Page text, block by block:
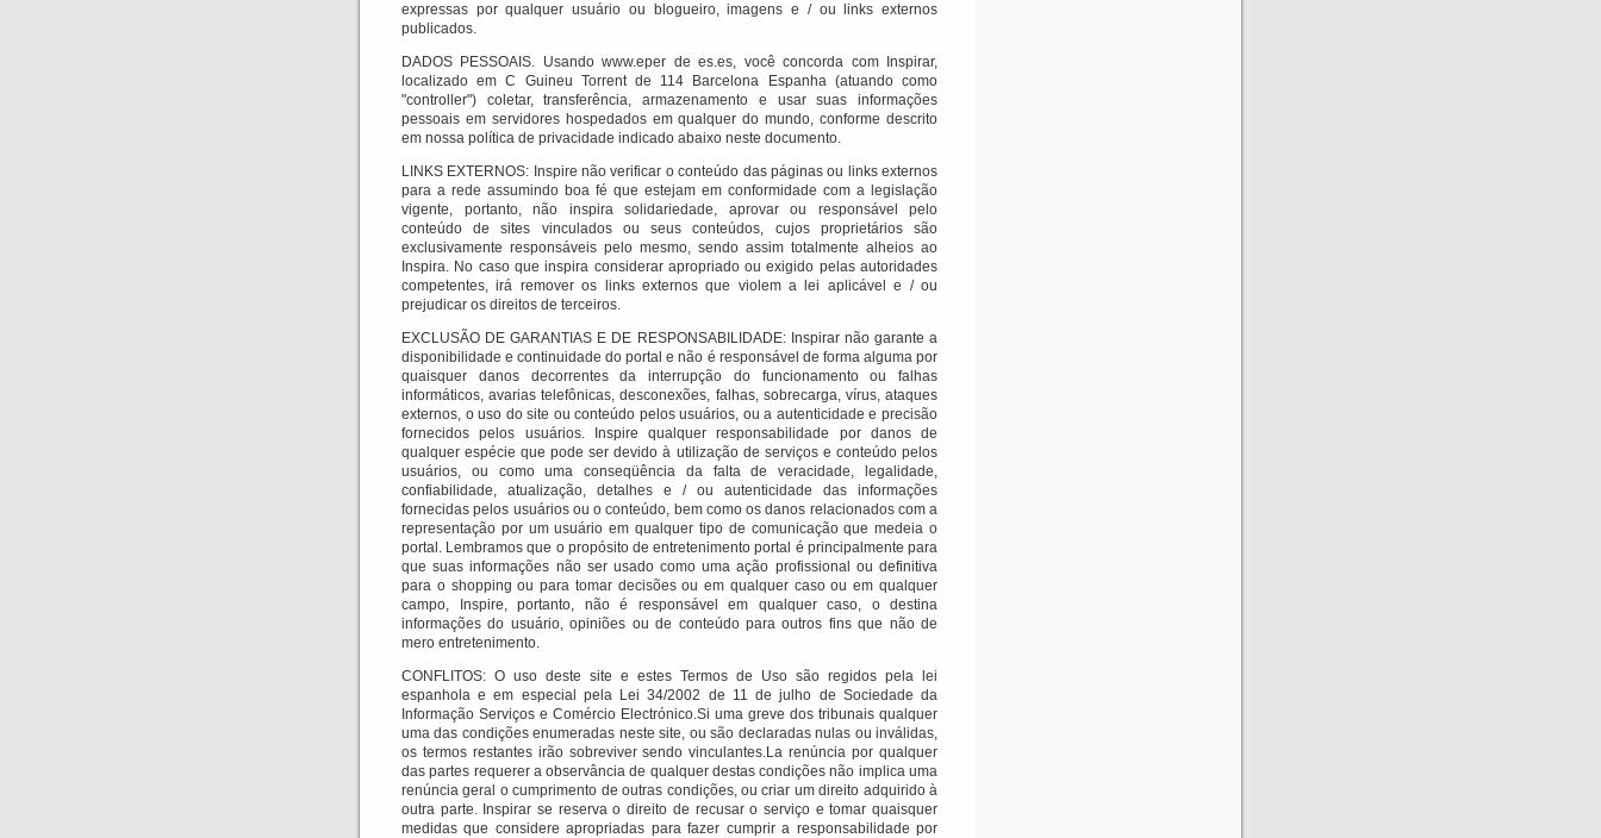
expressas por qualquer usuário ou blogueiro, imagens e / ou links externos
publicados.
DADOS PESSOAIS. Usando www.eper de es.es, você concorda com Inspirar,
localizado em C Guineu Torrent de 114 Barcelona Espanha (atuando como
"controller") coletar, transferência, armazenamento e usar suas informações
pessoais em servidores hospedados em qualquer do mundo, conforme descrito
em nossa política de privacidade indicado abaixo neste documento.
LINKS EXTERNOS: Inspire não verificar o conteúdo das páginas ou links externos
para a rede assumindo boa fé que estejam em conformidade com a legislação
vigente, portanto, não inspira solidariedade, aprovar ou responsável pelo
conteúdo de sites vinculados ou seus conteúdos, cujos proprietários são
exclusivamente responsáveis ​​pelo mesmo, sendo assim totalmente alheios ao
Inspira. No caso que inspira considerar apropriado ou exigido pelas autoridades
competentes, irá remover os links externos que violem a lei aplicável e / ou
prejudicar os direitos de terceiros.
EXCLUSÃO DE GARANTIAS E DE RESPONSABILIDADE: Inspirar não garante a
disponibilidade e continuidade do portal e não é responsável de forma alguma por
quaisquer danos decorrentes da interrupção do funcionamento ou falhas
informáticos, avarias telefônicas, desconexões, falhas, sobrecarga, vírus, ataques
externos, o uso do site ou conteúdo pelos usuários, ou a autenticidade e precisão
fornecidos pelos usuários.
Inspire qualquer responsabilidade por danos de
qualquer espécie que pode ser devido à utilização de serviços e conteúdo pelos
usuários, ou como uma conseqüência da falta de veracidade, legalidade,
confiabilidade, atualização, detalhes e / ou autenticidade das informações
fornecidas pelos usuários ou o conteúdo, bem como os danos relacionados com a
representação por um usuário em qualquer tipo de comunicação que medeia o
portal. Lembramos que o propósito de entretenimento portal é principalmente para
que suas informações não ser usado como uma ação profissional ou definitiva
para o shopping ou para tomar decisões ou em qualquer caso ou em qualquer
campo, Inspire, portanto, não é responsável em qualquer caso, o destina
informações do usuário, opiniões ou de conteúdo para outros fins que não de
mero entretenimento.
CONFLITOS: O uso deste site e estes Termos de Uso são regidos pela lei
espanhola e em especial pela Lei 34/2002 de 11 de julho de Sociedade da
Informação Serviços e Comércio Electrónico.Si uma greve dos tribunais qualquer
uma das condições enumeradas neste site, ou são declaradas nulas ou inválidas,
os termos restantes irão sobreviver sendo vinculantes.La renúncia por qualquer
das partes requerer a observância de qualquer destas condições não implica uma
renúncia geral o cumprimento de outras condições, ou criar um direito adquirido à
outra parte. Inspirar se reserva o direito de recusar o serviço e tomar quaisquer
medidas que considere apropriadas para fazer cumprir a responsabilidade por